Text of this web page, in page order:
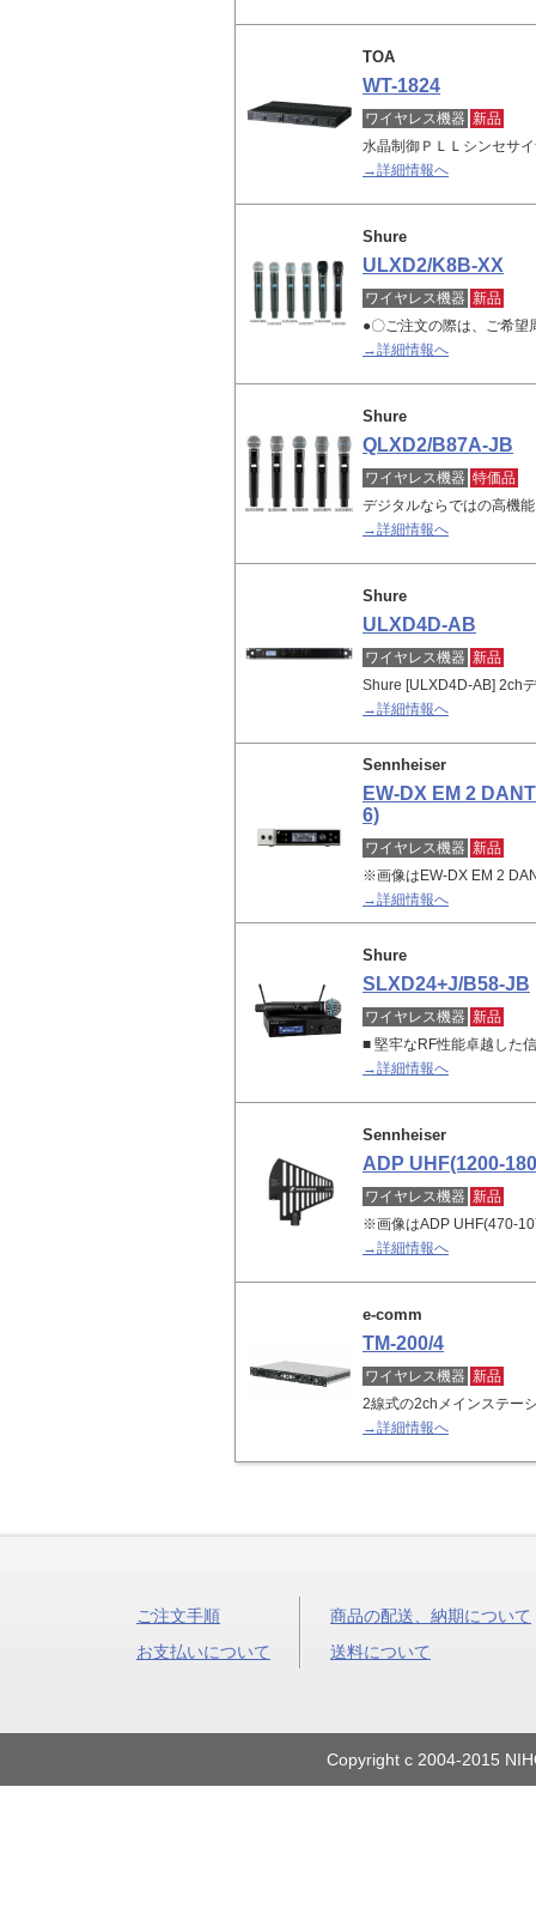
TOA
WT-1824
ワイヤレス機器 新品
水晶制御ＰＬＬシンセサ
→詳細情報へ
Shure
ULXD2/K8B-XX
ワイヤレス機器 新品
●〇ご注文の際は、ご希
→詳細情報へ
Shure
QLXD2/B87A-JB
ワイヤレス機器 特価品
デジタルならではの高機
→詳細情報へ
Shure
ULXD4D-AB
ワイヤレス機器 新品
Shure [ULXD4D-AB] 2ch
→詳細情報へ
Sennheiser
EW-DX EM 2
6)
ワイヤレス機器 新品
※画像はEW-DX EM 2
→詳細情報へ
Shure
SLXD24+J/B58-JB
ワイヤレス機器 新品
■ 堅牢なRF性能卓越した
→詳細情報へ
Sennheiser
ADP UHF(1200-
ワイヤレス機器 新品
※画像はADP UHF(470-
→詳細情報へ
e-comm
TM-200/4
ワイヤレス機器 新品
2線式の2chメインステー
→詳細情報へ
ご注文手順
お支払いについて
商品の配送、納期について
送料について
Copyright c 2004-2015